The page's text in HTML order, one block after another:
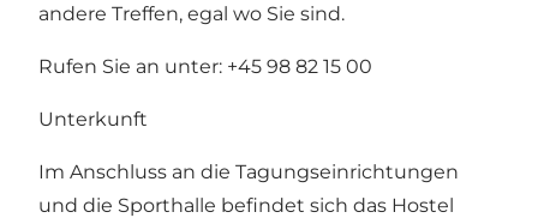
andere Treffen, egal wo Sie sind.
Rufen Sie an unter: +45 98 82 15 00
Unterkunft
Im Anschluss an die Tagungseinrichtungen
und die Sporthalle befindet sich das Hostel